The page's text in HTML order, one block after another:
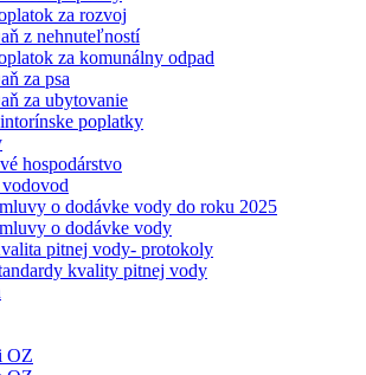
za rozvoj
z nehnuteľností
za komunálny odpad
za psa
za ubytovanie
poplatky
hospodárstvo
o dodávke vody do roku 2025
o dodávke vody
pitnej vody- protokoly
kvality pitnej vody
OZ